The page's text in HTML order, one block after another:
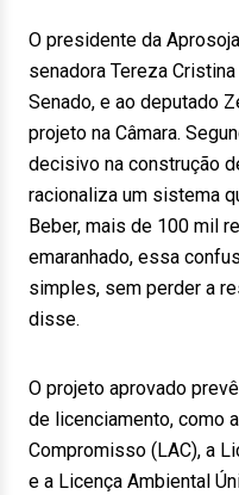
O presidente da
senadora Tereza
Senado, e ao deputado
projeto na Câmara.
decisivo na construção
racionaliza um sistema
Beber, mais de 100 mil
emaranhado, essa
simples, sem perder a
disse.
O projeto aprovado
de licenciamento, como
Compromisso (LAC), a
e a Licença Ambiental